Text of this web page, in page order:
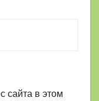
сайта в этом